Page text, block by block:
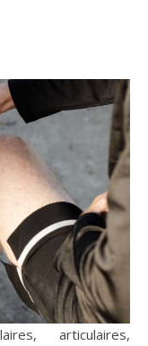
articulaires,